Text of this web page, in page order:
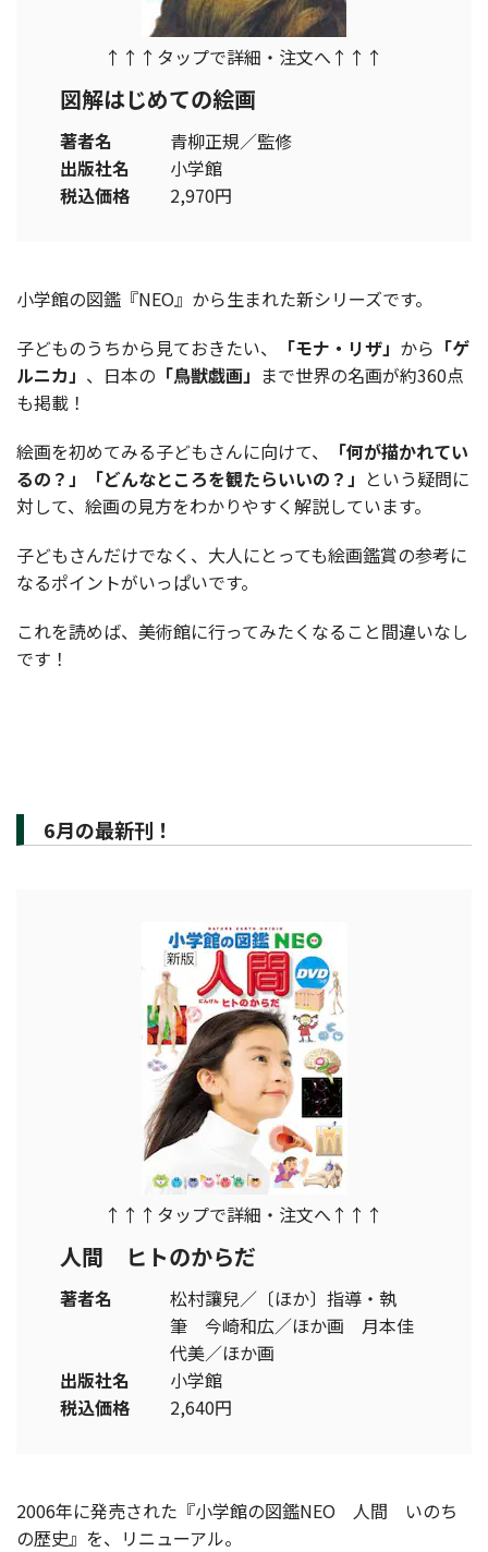
↑↑↑タップで詳細・注文へ↑↑↑
図解はじめての絵画
著者名
青柳正規／監修
出版社名
小学館
税込価格
2,970円
小学館の図鑑『NEO』から生まれた新シリーズです。
子どものうちから見ておきたい、
「モナ・リザ」 から 「ゲ
ルニカ」 、日本の 「鳥獣戯画」 まで世界の名画が約360点
も掲載！
絵画を初めてみる子どもさんに向けて、
「何が描かれてい
るの？」「どんなところを観たらいいの？」 という疑問に
対して、絵画の見方をわかりやすく解説しています。
子どもさんだけでなく、大人にとっても絵画鑑賞の参考に
なるポイントがいっぱいです。
これを読めば、美術館に行ってみたくなること間違いなし
です！
6月の最新刊！
↑↑↑タップで詳細・注文へ↑↑↑
人間 ヒトのからだ
著者名
松村讓兒／〔ほか〕指導・執
筆 今崎和広／ほか画 月本佳
代美／ほか画
出版社名
小学館
税込価格
2,640円
2006年に発売された『小学館の図鑑NEO 人間 いのち
の歴史』を、リニューアル。